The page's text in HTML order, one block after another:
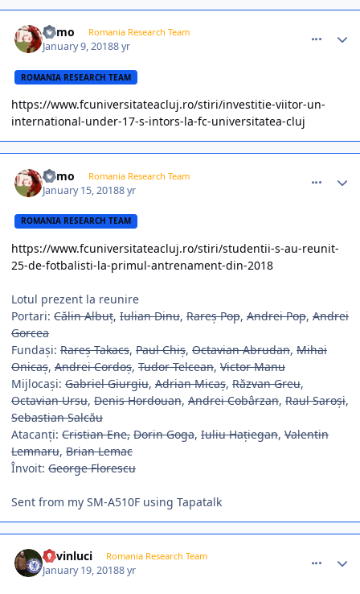
Mimo Romania Research Team
January 9, 20188 yr
ROMANIA RESEARCH TEAM
https://www.fcuniversitateacluj.ro/stiri/investitie-viitor-un-
international-under-17-s-intors-la-fc-universitatea-cluj
Mimo Romania Research Team
January 15, 20188 yr
ROMANIA RESEARCH TEAM
https://www.fcuniversitateacluj.ro/stiri/studentii-s-au-reunit-
25-de-fotbalisti-la-primul-antrenament-din-2018
Lotul prezent la reunire
Portari: Călin Albuț, Iulian Dinu, Rareș Pop, Andrei Pop, Andrei
Gorcea
Fundași: Rareș Takacs, Paul Chiș, Octavian Abrudan, Mihai
Onicaș, Andrei Cordoș, Tudor Telcean, Victor Manu
Mijlocași: Gabriel Giurgiu, Adrian Micaș, Răzvan Greu,
Octavian Ursu, Denis Hordouan, Andrei Cobârzan, Raul Saroși,
Sebastian Salcău
Atacanți: Cristian Ene, Dorin Goga, Iuliu Hațiegan, Valentin
Lemnaru, Brian Lemac
Învoit: George Florescu
Sent from my SM-A510F using Tapatalk
kevinluci Romania Research Team
January 19, 20188 yr